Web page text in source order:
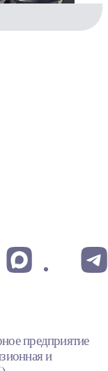
предприятие
и